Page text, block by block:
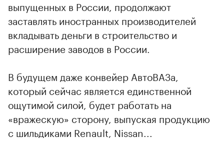
00:00 / 00:00
выпущенных в России, продолжают
заставлять иностранных производителей
вкладывать деньги в строительство и
расширение заводов в России.
В будущем даже конвейер АвтоВАЗа,
который сейчас является единственной
ощутимой силой, будет работать на
«вражескую» сторону, выпуская продукцию
с шильдиками Renault, Nissan...